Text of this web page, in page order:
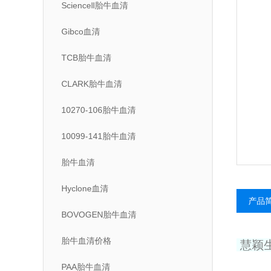
Sciencell胎牛血清
Gibco血清
TCB胎牛血清
CLARK胎牛血清
10270-106胎牛血清
10099-141胎牛血清
胎牛血清
Hyclone血清
BOVOGEN胎牛血清
胎牛血清价格
PAA胎牛血清
产品
慧颖